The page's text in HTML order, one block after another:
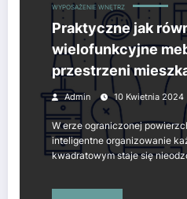
WYPOSAŻENIE WNĘTRZ
Praktyczne jak
wielofunkcyjne
przestrzeni
fundamentalny
wygodnego a także
życia.
Admin 10 Kwietnia 2024
W erze ograniczonej
inteligentne organizowanie
kwadratowym staje się